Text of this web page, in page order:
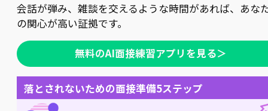
会話が弾み、雑談を交えるような時間があれば、あな
の関心が高い証拠です。
無料のAI面接練習アプリを見る＞
落とされないための面接準備5ステップ